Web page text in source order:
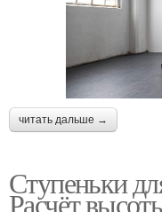
читать дальше →
Ступеньки
Расчёт